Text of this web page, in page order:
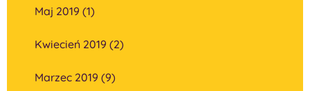
Maj 2019 (1)
Kwiecień 2019 (2)
Marzec 2019 (9)